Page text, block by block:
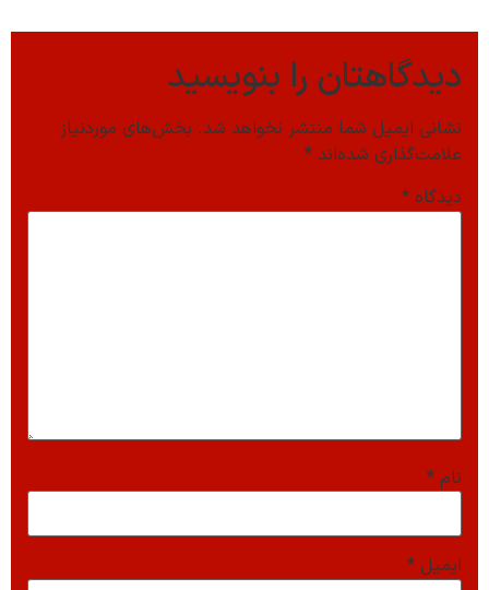
دیدگاهتان را بنویسید
نشانی ایمیل شما منتشر نخواهد شد. بخش‌های موردنیاز
علامت‌گذاری شده‌اند *
دیدگاه *
نام *
ایمیل *